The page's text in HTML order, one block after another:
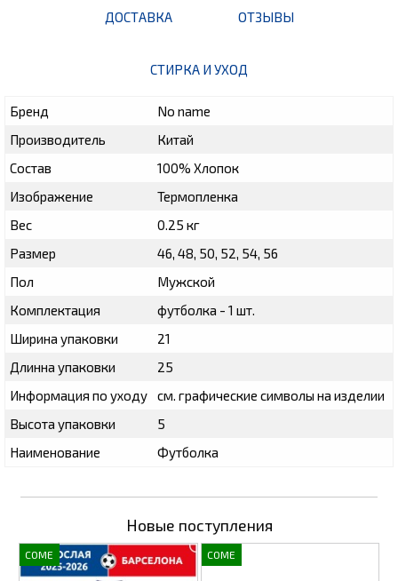
ДОСТАВКА ОТЗЫВЫ
СТИРКА И УХОД
Бренд
No name
Производитель
Китай
Состав
100% Хлопок
Изображение
Термопленка
Вес
0.25 кг
Размер
46, 48, 50, 52, 54, 56
Пол
Мужской
Комплектация
футболка - 1 шт.
Ширина упаковки
21
Длинна упаковки
25
Информация по уходу
см. графические символы на изделии
Высота упаковки
5
Наименование
Футболка
Новые поступления
COME COME